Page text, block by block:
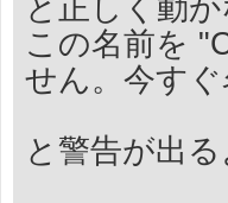
と正しく動
この名前を
せん。今す
と警告が出